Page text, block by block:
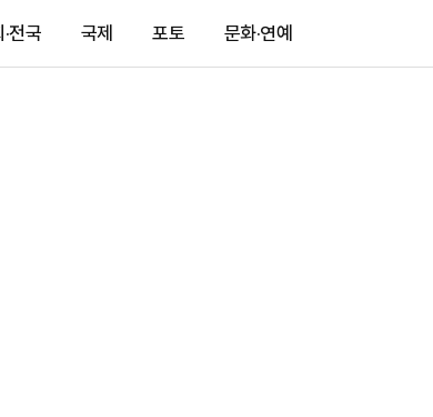
전국 국제 포토 문화·연예